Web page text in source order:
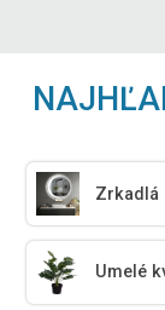
Zrkadlá
Umelé